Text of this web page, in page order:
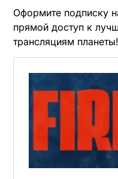
Оформите подписку
прямой доступ к
трансляциям планеты!